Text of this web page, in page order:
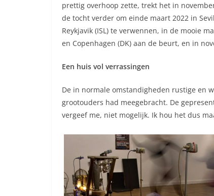
prettig overhoop zette, trekt het in
de tocht verder om einde maart 2022 in
Reykjavik (ISL) te verwennen, in de mooie
en Copenhagen (DK) aan de beurt, en in
Een huis vol verrassingen
De in normale omstandigheden rustige en
grootouders had meegebracht. De
vergeef me, niet mogelijk. Ik hou het dus